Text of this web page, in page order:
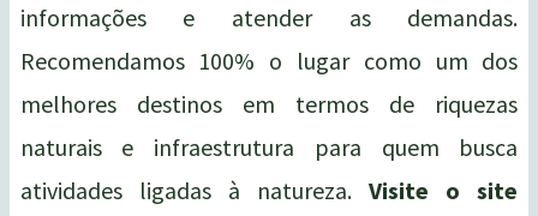
informações e atender as demandas.
Recomendamos 100% o lugar como um dos
melhores destinos em termos de riquezas
naturais e infraestrutura para quem busca
atividades ligadas à natureza.Visite o site